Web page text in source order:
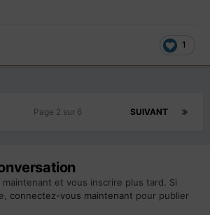
1
SUIVANT
Page 2 sur 6
et vous inscrire plus tard. Si
connectez-vous maintenant pour publier